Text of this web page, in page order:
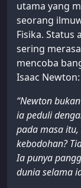
utama yang
seorang
Fisika. Status
sering
mencoba
Isaac Newton:
“Newton
ia peduli
pada masa
kebodohan?
Ia punya
dunia selama